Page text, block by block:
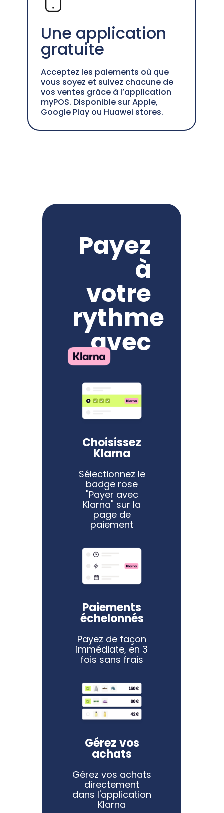
Une application
gratuite
Acceptez les paiements où que
vous soyez et suivez chacune de
vos ventes grâce à l’application
myPOS. Disponible sur Apple,
Google Play ou Huawei stores.
Payez
à
votre
rythme
avec
Choisissez
Klarna
Sélectionnez le
badge rose
"Payer avec
Klarna" sur la
page de
paiement
Paiements
échelonnés
Payez de façon
immédiate, en 3
fois sans frais
Gérez vos
achats
Gérez vos achats
directement
dans l'application
Klarna